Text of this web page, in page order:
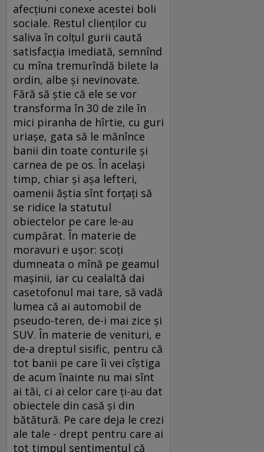
afecţiuni conexe acestei boli
sociale. Restul clienţilor cu
saliva în colţul gurii caută
satisfacţia imediată, semnînd
cu mîna tremurîndă bilete la
ordin, albe şi nevinovate.
Fără să ştie că ele se vor
transforma în 30 de zile în
mici piranha de hîrtie, cu guri
uriaşe, gata să le mănînce
banii din toate conturile şi
carnea de pe os. În acelaşi
timp, chiar şi aşa lefteri,
oamenii ăştia sînt forţaţi să
se ridice la statutul
obiectelor pe care le-au
cumpărat. În materie de
moravuri e uşor: scoţi
dumneata o mînă pe geamul
maşinii, iar cu cealaltă dai
casetofonul mai tare, să vadă
lumea că ai automobil de
pseudo-teren, de-i mai zice şi
SUV. În materie de venituri, e
de-a dreptul sisific, pentru că
tot banii pe care îi vei cîştiga
de acum înainte nu mai sînt
ai tăi, ci ai celor care ţi-au dat
obiectele din casă şi din
bătătură. Pe care deja le crezi
ale tale - drept pentru care ai
tot timpul sentimentul că